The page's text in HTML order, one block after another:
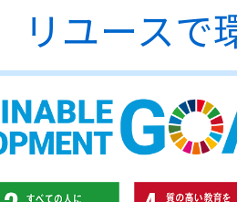
リユースで